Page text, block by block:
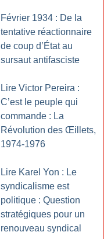
Février 1934 : De la
tentative réactionnaire
de coup d’État au
sursaut antifasciste
Lire Victor Pereira :
C’est le peuple qui
commande : La
Révolution des Œillets,
1974-1976
Lire Karel Yon : Le
syndicalisme est
politique : Question
stratégiques pour un
renouveau syndical